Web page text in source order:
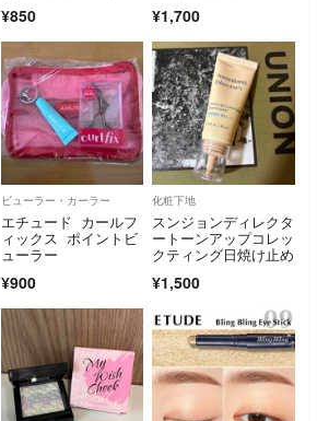
¥850 ¥1,700
ビューラー・カーラー
エチュード カールフ
ィックス ポイントビ
ューラー
¥900
化粧下地
スンジョンディレクタ
ートーンアップコレッ
クティング日焼け止め
¥1,500